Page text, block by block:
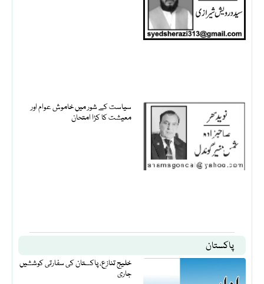
سیاست کے شور میں خاموش عوام اور
معیشت کا کڑا امتحان
پاکستان
خلیج تنازع، پاکستان کی سفارتی کوششیں
جاری